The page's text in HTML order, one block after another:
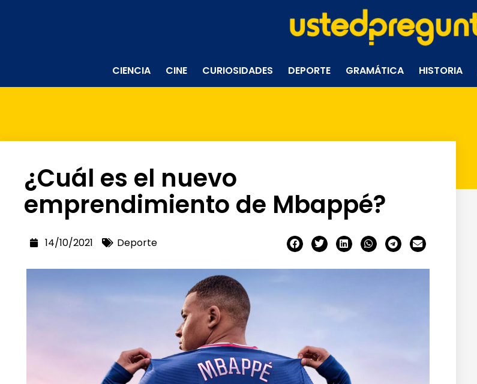
CIENCIA CINE CURIOSIDADES DEPORTE GRAMÁTICA HISTORIA
¿Cuál es el nuevo
emprendimiento de Mbappé?
14/10/2021 Deporte